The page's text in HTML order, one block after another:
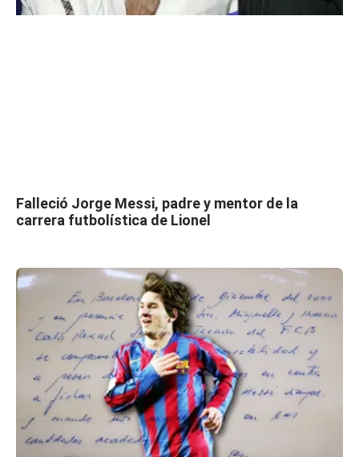
Falleció Jorge Messi, padre y mentor de la
carrera futbolística de Lionel